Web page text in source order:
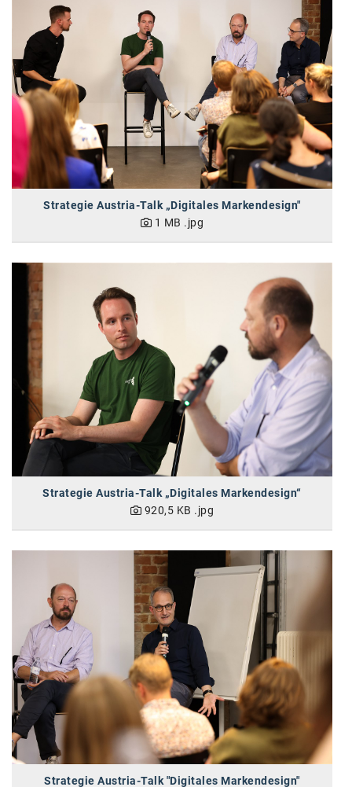
Neudoerfler
OBI
Oral-B
PAYBACK
Planted
PwC
RIC
Schiefer Rechtsanwälte
Security KAG
smart
Smile Österreich
Strategie Austria
Strategy&
SW Umwelttechnik
WALTER GROUP
WEB Windenergie AG
WEconomy - Diversity works!
Calle Libre
ÖZSV
Media
Strategie Austria-Talk „Digitales Markendesign"
1 MB .jpg
Strategie Austria-Talk „Digitales Markendesign“
920,5 KB .jpg
Strategie Austria-Talk "Digitales Markendesign"